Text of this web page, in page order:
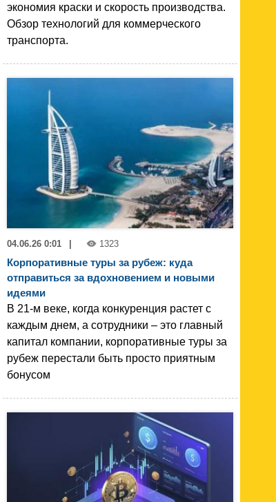
экономия краски и скорость производства.
Обзор технологий для коммерческого
транспорта.
04.06.26 0:01 1323
Корпоративные туры за рубеж: куда
отправиться за вдохновением и новыми
идеями
В 21-м веке, когда конкуренция растет с
каждым днем, а сотрудники – это главный
капитал компании, корпоративные туры за
рубеж перестали быть просто приятным
бонусом